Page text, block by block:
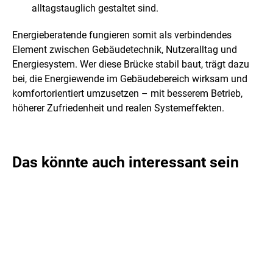
alltagstauglich gestaltet sind.
Energieberatende fungieren somit als verbindendes
Element zwischen Gebäudetechnik, Nutzeralltag und
Energiesystem. Wer diese Brücke stabil baut, trägt dazu
bei, die Energiewende im Gebäudebereich wirksam und
komfortorientiert umzusetzen – mit besserem Betrieb,
höherer Zufriedenheit und realen Systemeffekten.
Das könnte auch interessant sein